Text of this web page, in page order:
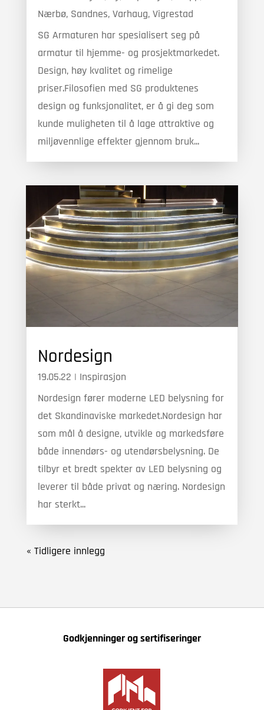
Nærbø, Sandnes, Varhaug, Vigrestad
SG Armaturen har spesialisert seg på
armatur til hjemme- og prosjektmarkedet.
Design, høy kvalitet og rimelige
priser.Filosofien med SG produktenes
design og funksjonalitet, er å gi deg som
kunde muligheten til å lage attraktive og
miljøvennlige effekter gjennom bruk...
Nordesign
19.05.22 | Inspirasjon
Nordesign fører moderne LED belysning for
det Skandinaviske markedet.Nordesign har
som mål å designe, utvikle og markedsføre
både innendørs- og utendørsbelysning. De
tilbyr et bredt spekter av LED belysning og
leverer til både privat og næring. Nordesign
har sterkt...
« Tidligere innlegg
Godkjenninger og sertifiseringer